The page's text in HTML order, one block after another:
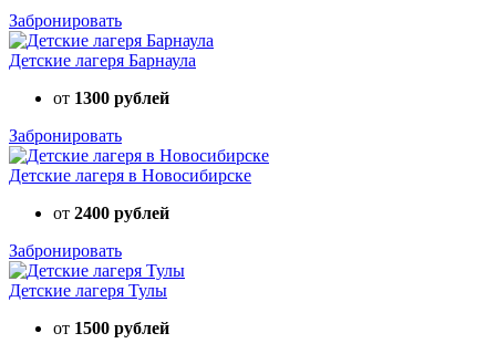
Забронировать
Детские лагеря Барнаула
от 1300 рублей
Забронировать
Детские лагеря в Новосибирске
от 2400 рублей
Забронировать
Детские лагеря Тулы
от 1500 рублей